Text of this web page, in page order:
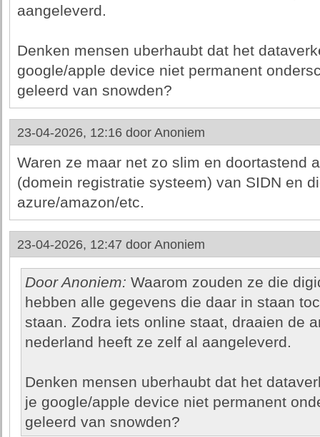
aangeleverd.
Denken mensen uberhaubt dat het
google/apple device niet permanent
geleerd van snowden?
23-04-2026, 12:16 door Anoniem
Waren ze maar net zo slim en doortastend
(domein registratie systeem) van SIDN en
azure/amazon/etc.
23-04-2026, 12:47 door Anoniem
Door Anoniem: Waarom zouden ze die
hebben alle gegevens die daar in staan
staan. Zodra iets online staat, draaien de
nederland heeft ze zelf al aangeleverd.
Denken mensen uberhaubt dat het
je google/apple device niet permanent
geleerd van snowden?